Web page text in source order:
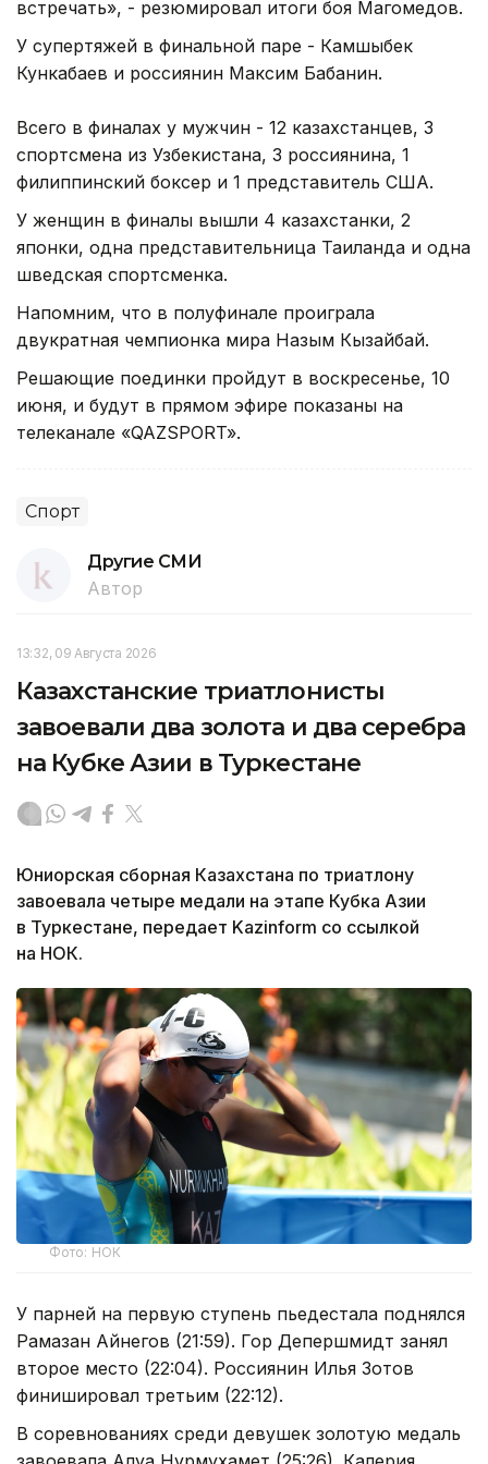
встречать», - резюмировал итоги боя Магомедов.
У супертяжей в финальной паре - Камшыбек
Кункабаев и россиянин Максим Бабанин.
Всего в финалах у мужчин - 12 казахстанцев, 3
спортсмена из Узбекистана, 3 россиянина, 1
филиппинский боксер и 1 представитель США.
У женщин в финалы вышли 4 казахстанки, 2
японки, одна представительница Таиланда и одна
шведская спортсменка.
Напомним, что в полуфинале проиграла
двукратная чемпионка мира Назым Кызайбай.
Решающие поединки пройдут в воскресенье, 10
июня, и будут в прямом эфире показаны на
телеканале «QAZSPORT».
Спорт
Другие СМИ
Автор
13:32, 09 Августа 2026
Казахстанские триатлонисты
завоевали два золота и два серебра
на Кубке Азии в Туркестане
Юниорская сборная Казахстана по триатлону
завоевала четыре медали на этапе Кубка Азии
в Туркестане, передает Kazinform со ссылкой
на НОК.
Фото: НОК
У парней на первую ступень пьедестала поднялся
Рамазан Айнегов (21:59). Гор Депершмидт занял
второе место (22:04). Россиянин Илья Зотов
финишировал третьим (22:12).
В соревнованиях среди девушек золотую медаль